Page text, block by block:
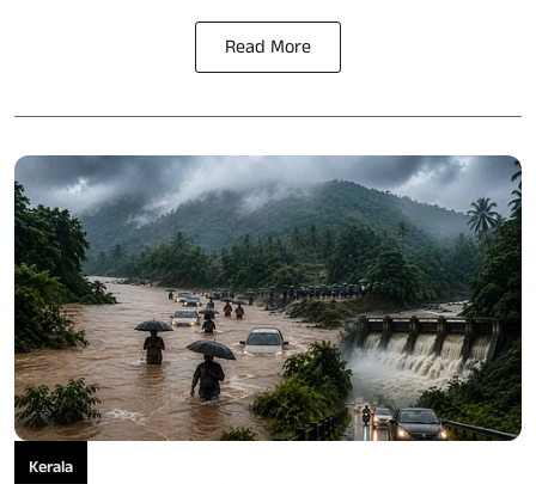
Read More
Kerala